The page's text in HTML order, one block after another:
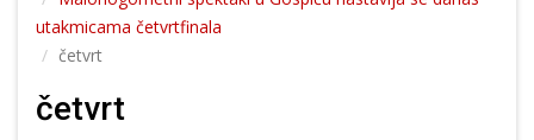
utakmicama četvrtfinala
četvrt
četvrt